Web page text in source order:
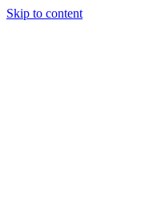
Skip to content